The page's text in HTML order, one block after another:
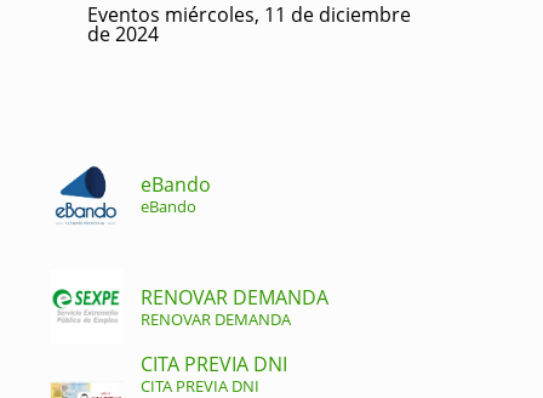
Eventos miércoles, 11 de diciembre
de 2024
eBando
eBando
RENOVAR DEMANDA
RENOVAR DEMANDA
CITA PREVIA DNI
CITA PREVIA DNI